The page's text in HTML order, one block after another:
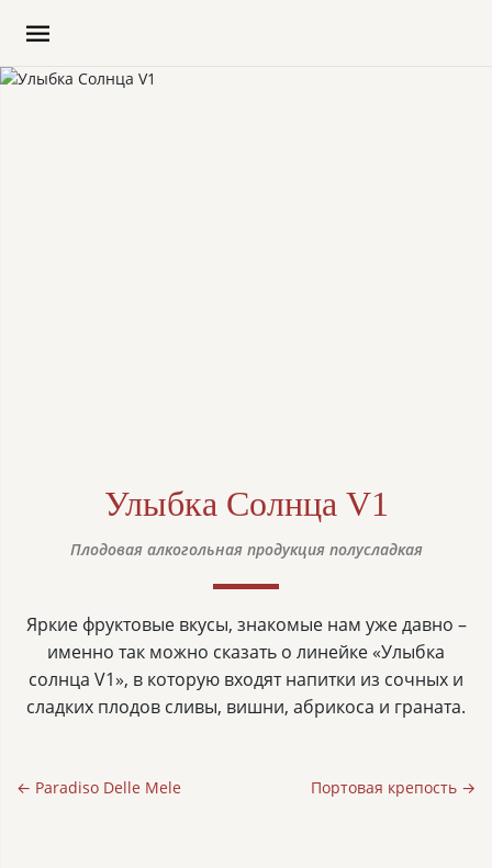
Улыбка Солнца V1
Плодовая алкогольная продукция полусладкая
Яркие фруктовые вкусы, знакомые нам уже давно –
именно так можно сказать о линейке «Улыбка
солнца V1», в которую входят напитки из сочных и
сладких плодов сливы, вишни, абрикоса и граната.
← Paradiso Delle Mele Портовая крепость →